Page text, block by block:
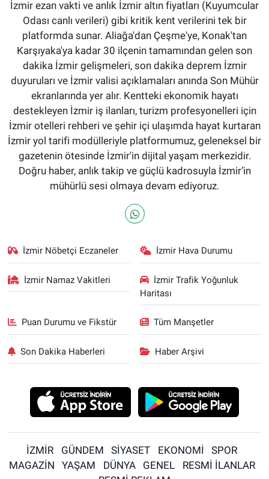
İzmir ezan vakti ve anlık İzmir altın fiyatları (Kuyumcular
Odası canlı verileri) gibi kritik kent verilerini tek bir
platformda sunar. Aliağa'dan Çeşme'ye, Konak'tan
Karşıyaka'ya kadar 30 ilçenin tamamından gelen son
dakika İzmir gelişmeleri, son dakika deprem İzmir
duyuruları ve İzmir valisi açıklamaları anında Son Mühür
ekranlarında yer alır. Kentteki ekonomik hayatı
destekleyen İzmir iş ilanları, turizm profesyonelleri için
İzmir otelleri rehberi ve şehir içi ulaşımda hayat kurtaran
İzmir yol tarifi modülleriyle platformumuz, geleneksel bir
gazetenin ötesinde İzmir'in dijital yaşam merkezidir.
Doğru haber, anlık takip ve güçlü kadrosuyla İzmir’in
mühürlü sesi olmaya devam ediyoruz.
İzmir Nöbetçi Eczaneler İzmir Hava Durumu
İzmir Namaz Vakitleri
İzmir Trafik Yoğunluk
Haritası
Puan Durumu ve Fikstür Tüm Manşetler
Son Dakika Haberleri Haber Arşivi
İZMİR GÜNDEM SİYASET EKONOMİ
SPOR
MAGAZİN
YAŞAM DÜNYA GENEL
RESMİ İLANLAR